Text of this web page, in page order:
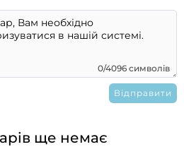
0/4096 символів
ще немає